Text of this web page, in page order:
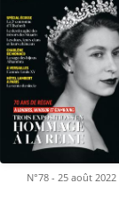
N°78 - 25 août 2022